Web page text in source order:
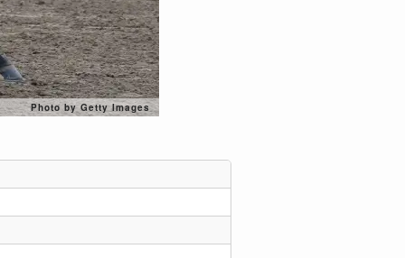
Photo by Getty Images